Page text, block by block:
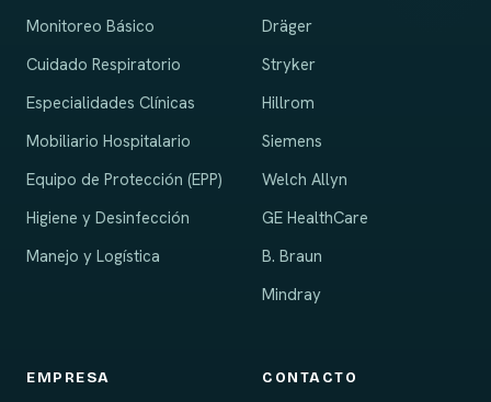
Monitoreo Básico
Cuidado Respiratorio
Especialidades Clínicas
Mobiliario Hospitalario
Equipo de Protección (EPP)
Higiene y Desinfección
Manejo y Logística
Dräger
Stryker
Hillrom
Siemens
Welch Allyn
GE HealthCare
B. Braun
Mindray
EMPRESA CONTACTO